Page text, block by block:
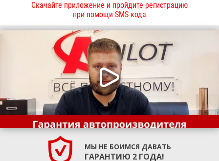
Скачайте приложение и пройдите регистрацию
при помощи SMS-кода
МЫ НЕ БОИМСЯ ДАВАТЬ
ГАРАНТИЮ 2 ГОДА!